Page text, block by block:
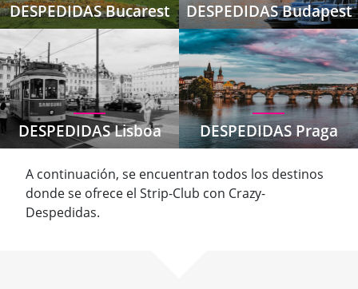
DESPEDIDAS Bucarest DESPEDIDAS Budapest
DESPEDIDAS Lisboa DESPEDIDAS Praga
A continuación, se encuentran todos los destinos
donde se ofrece el Strip-Club con Crazy-
Despedidas.